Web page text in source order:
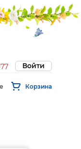
Войти
Корзина